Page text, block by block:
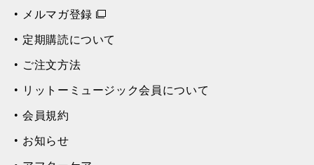
メルマガ登録
定期購読について
ご注文方法
リットーミュージック会員について
会員規約
お知らせ